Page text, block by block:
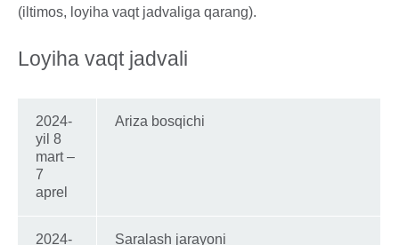
(iltimos, loyiha vaqt jadvaliga qarang).
Loyiha vaqt jadvali
2024-
yil 8
mart –
7
aprel
Ariza bosqichi
2024-
Saralash jarayoni